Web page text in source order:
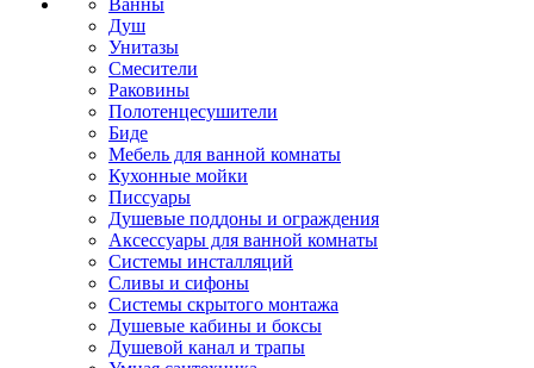
Ванны
Душ
Унитазы
Смесители
Раковины
Полотенцесушители
Биде
Мебель для ванной комнаты
Кухонные мойки
Писсуары
Душевые поддоны и ограждения
Аксессуары для ванной комнаты
Системы инсталляций
Сливы и сифоны
Системы скрытого монтажа
Душевые кабины и боксы
Душевой канал и трапы